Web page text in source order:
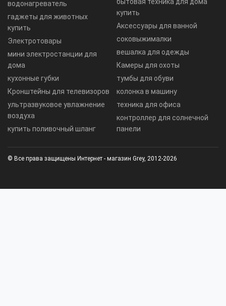
водонагреватель
гаджеты для животных
купить
Электротовары
мини электростанции для
дома
кухонные губки
Кронштейны для телевизоров
ультразвуковое увлажнение
воздуха
купить поливочный шланг
купить
Аксессуары для ванной
соковыжималки
вешалка для одежды
Камеры для охоты
тумбы для обуви
колонка в машину
техника для офиса
контроллер для солнечной
панели
© Все права защищены Интернет - магазин Grey, 2012-2026